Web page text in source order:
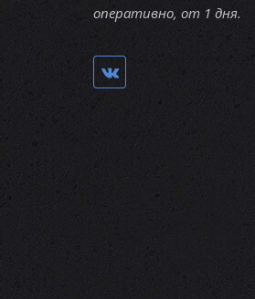
оперативно, от 1 дня.